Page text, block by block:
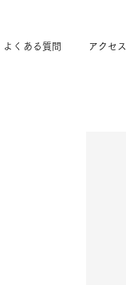
よくある質問 アクセス